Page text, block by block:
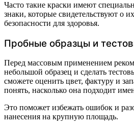
Часто такие краски имеют
знаки, которые свидетельствуют о
безопасности для здоровья.
Пробные образцы и
Перед массовым применением
небольшой образец и сделать
сможете оценить цвет, фактуру и
понять, насколько она подходит
Это поможет избежать ошибок и
нанесения на крупную площадь.